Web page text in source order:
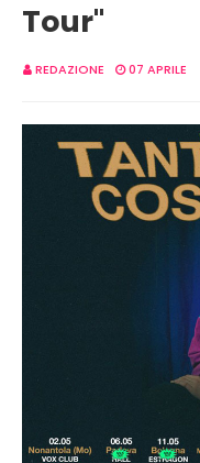
Tour"
REDAZIONE 07 APRILE